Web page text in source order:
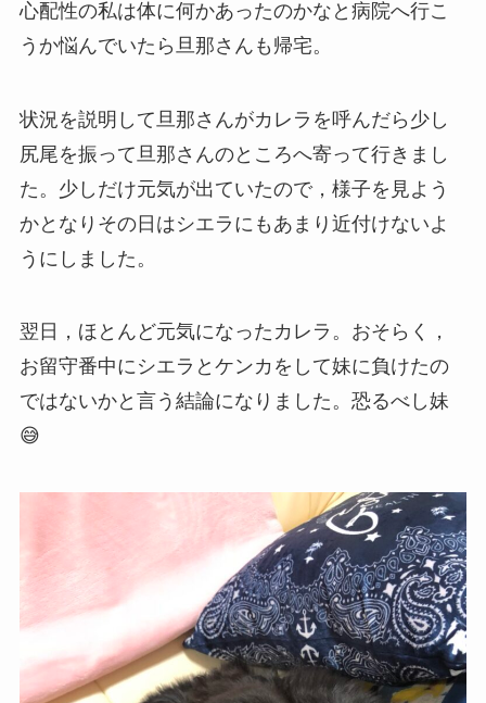
心配性の私は体に何かあったのかなと病院へ行こ
うか悩んでいたら旦那さんも帰宅。
状況を説明して旦那さんがカレラを呼んだら少し
尻尾を振って旦那さんのところへ寄って行きまし
た。少しだけ元気が出ていたので，様子を見よう
かとなりその日はシエラにもあまり近付けないよ
うにしました。
翌日，ほとんど元気になったカレラ。おそらく，
お留守番中にシエラとケンカをして妹に負けたの
ではないかと言う結論になりました。恐るべし妹
😅